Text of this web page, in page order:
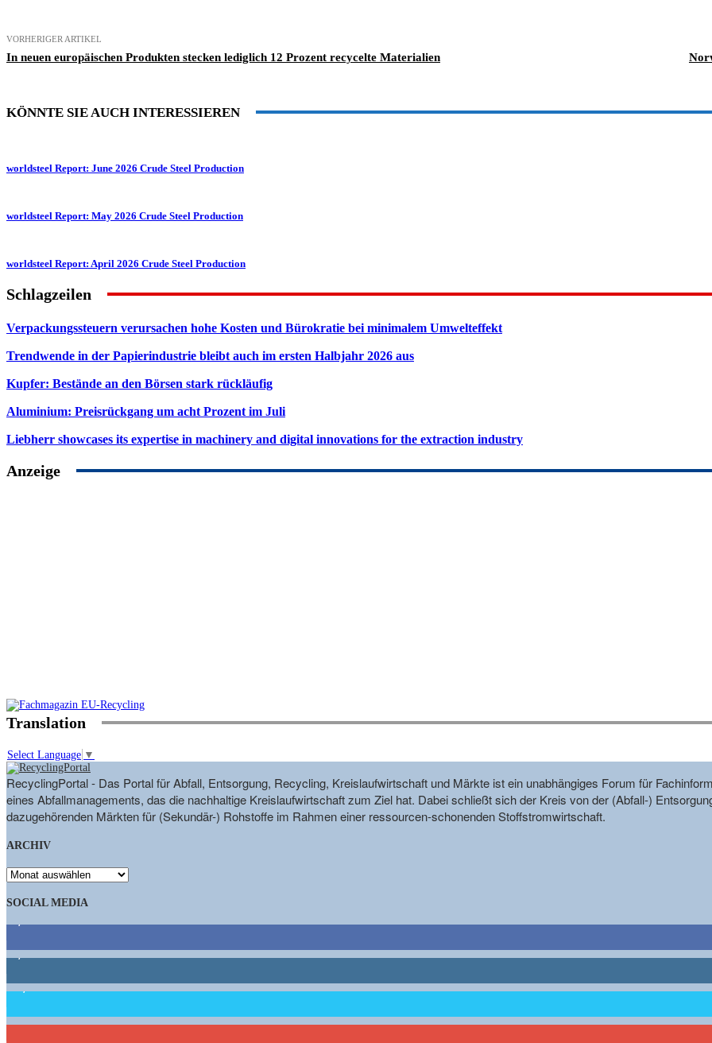
VORHERIGER ARTIKEL
In neuen europäischen Produkten stecken lediglich 12 Prozent recycelte Materialien
KÖNNTE SIE AUCH INTERESSIEREN
worldsteel Report: June 2026 Crude Steel Production
worldsteel Report: May 2026 Crude Steel Production
worldsteel Report: April 2026 Crude Steel Production
Schlagzeilen
Verpackungssteuern verursachen hohe Kosten und Bürokratie bei minimalem Umwelteffekt
Trendwende in der Papierindustrie bleibt auch im ersten Halbjahr 2026 aus
Kupfer: Bestände an den Börsen stark rückläufig
Aluminium: Preisrückgang um acht Prozent im Juli
Liebherr showcases its expertise in machinery and digital innovations for the extraction industry
Anzeige
Translation
Select Language ▼
RecyclingPortal - Das Portal für Abfall, Entsorgung, Recycling, Kreislaufwirtschaft und Märkte ist ein unabhängiges Forum für
eines Abfallmanagements, das die nachhaltige Kreislaufwirtschaft zum Ziel hat. Dabei schließt sich der Kreis von der (Abfall-)
dazugehörenden Märkten für (Sekundär-) Rohstoffe im Rahmen einer ressourcen-schonenden Stoffstromwirtschaft.
ARCHIV
ARCHIV
SOCIAL MEDIA
1,662 Follower
15,658 Follower
461 Abonnenten